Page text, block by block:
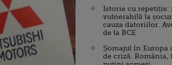
Istorie cu repetiție:
vulnerabilă la
cauza datoriilor.
de la BCE
Șomajul în
de criză.